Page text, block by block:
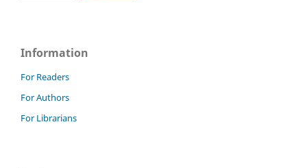
Information
For Readers
For Authors
For Librarians